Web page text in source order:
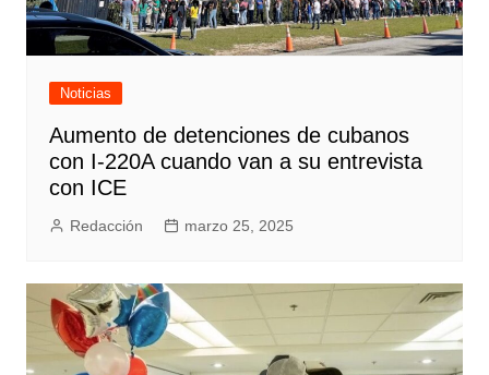
Noticias
Aumento de detenciones de cubanos
con I-220A cuando van a su entrevista
con ICE
Redacción marzo 25, 2025